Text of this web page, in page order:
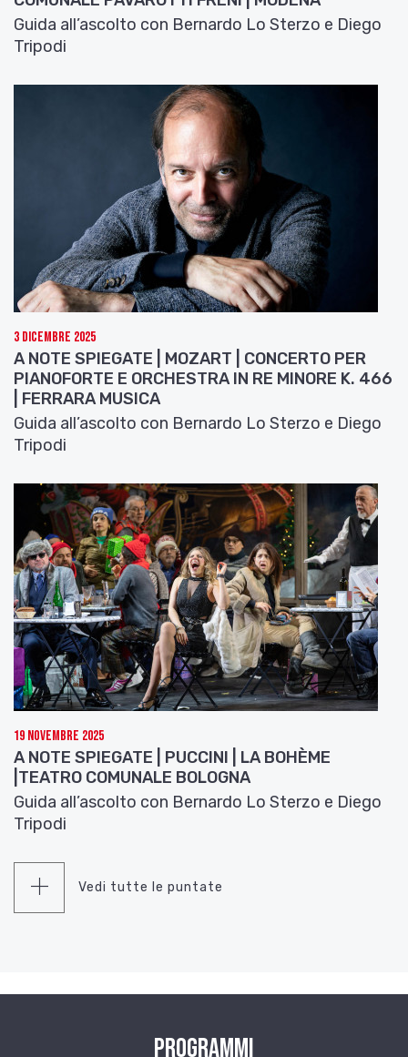
Guida all’ascolto con Bernardo Lo Sterzo e Diego
Tripodi
3 Dicembre 2025
A NOTE SPIEGATE | MOZART | CONCERTO PER
PIANOFORTE E ORCHESTRA IN RE MINORE K. 466
| FERRARA MUSICA
Guida all’ascolto con Bernardo Lo Sterzo e Diego
Tripodi
19 Novembre 2025
A NOTE SPIEGATE | PUCCINI | LA BOHÈME
|TEATRO COMUNALE BOLOGNA
Guida all’ascolto con Bernardo Lo Sterzo e Diego
Tripodi
Vedi tutte le puntate
Programmi